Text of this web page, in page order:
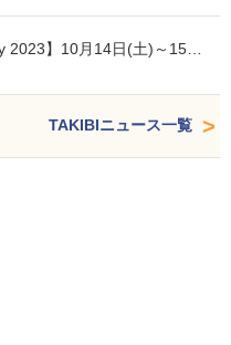
2023】10月14日(土)～15…
TAKIBIニュース一覧